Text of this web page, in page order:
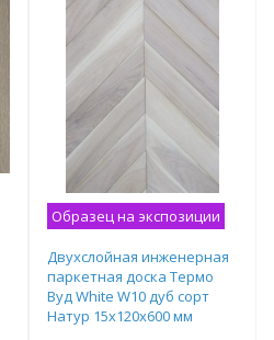
Образец на экспозиции
Двухслойная инженерная
паркетная доска Термо
Вуд White W10 дуб сорт
Натур 15х120х600 мм